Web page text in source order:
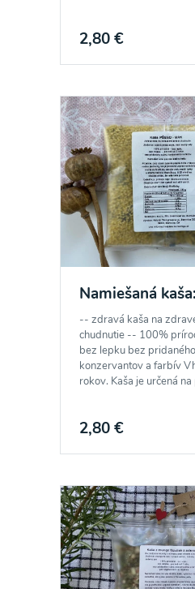
2,80 €
Namiešaná
-- zdravá kaša na
chudnutie -- 100%
bez lepku bez
konzervantov a farbív
rokov. Kaša je určená
2,80 €